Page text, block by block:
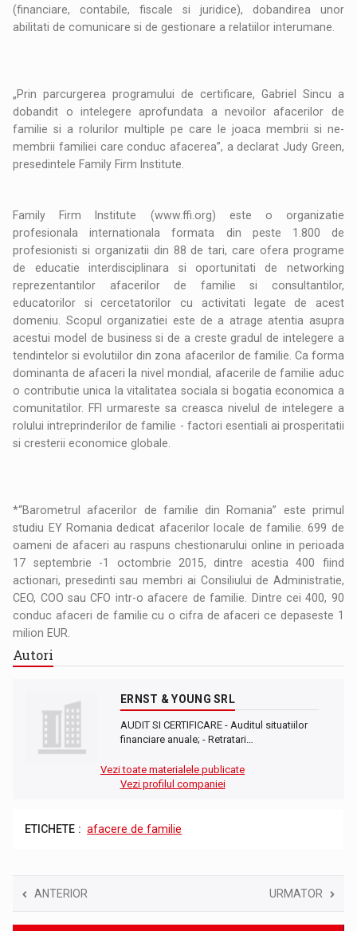
(financiare, contabile, fiscale si juridice), dobandirea unor
abilitati de comunicare si de gestionare a relatiilor interumane.
„Prin parcurgerea programului de certificare, Gabriel Sincu a
dobandit o intelegere aprofundata a nevoilor afacerilor de
familie si a rolurilor multiple pe care le joaca membrii si ne-
membrii familiei care conduc afacerea”, a declarat Judy Green,
presedintele Family Firm Institute.
Family Firm Institute (www.ffi.org) este o organizatie
profesionala internationala formata din peste 1.800 de
profesionisti si organizatii din 88 de tari, care ofera programe
de educatie interdisciplinara si oportunitati de networking
reprezentantilor afacerilor de familie si consultantilor,
educatorilor si cercetatorilor cu activitati legate de acest
domeniu. Scopul organizatiei este de a atrage atentia asupra
acestui model de business si de a creste gradul de intelegere a
tendintelor si evolutiilor din zona afacerilor de familie. Ca forma
dominanta de afaceri la nivel mondial, afacerile de familie aduc
o contributie unica la vitalitatea sociala si bogatia economica a
comunitatilor. FFI urmareste sa creasca nivelul de intelegere a
rolului intreprinderilor de familie - factori esentiali ai prosperitatii
si cresterii economice globale.
*“Barometrul afacerilor de familie din Romania” este primul
studiu EY Romania dedicat afacerilor locale de familie. 699 de
oameni de afaceri au raspuns chestionarului online in perioada
17 septembrie -1 octombrie 2015, dintre acestia 400 fiind
actionari, presedinti sau membri ai Consiliului de Administratie,
CEO, COO sau CFO intr-o afacere de familie. Dintre cei 400, 90
conduc afaceri de familie cu o cifra de afaceri ce depaseste 1
milion EUR.
Autori
ERNST & YOUNG SRL
AUDIT SI CERTIFICARE - Auditul situatiilor
financiare anuale; - Retratari…
Vezi toate materialele publicate
Vezi profilul companiei
ETICHETE : afacere de familie
ANTERIOR URMATOR